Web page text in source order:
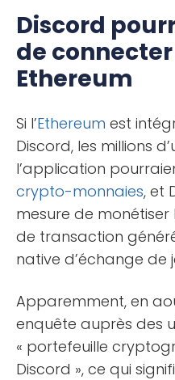
Discord
de
Ethereum
Si l’Ethereum est
Discord, les millions
l’application
crypto-monnaies, et
mesure de
de transaction
native d’échange de
Apparemment, en
enquête auprès des
« portefeuille
Discord », ce qui